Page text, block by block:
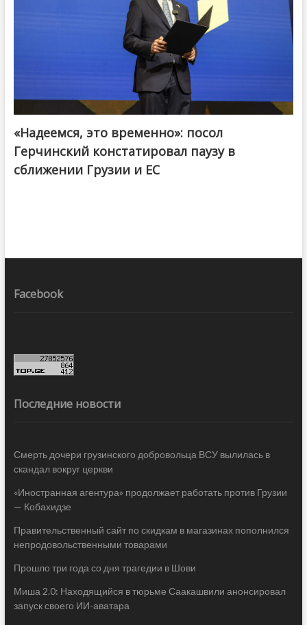
«Надеемся, это временно»: посол
Герчинский констатировал паузу в
сближении Грузии и ЕС
Facebook
Последние новости
Смерть дочери грузинского добровольца ВСУ вылилась в
скандал вокруг церкви
«Иностранная агентура» продолжает работать против Грузии
— Кобахидзе
Правительственный сайт по скидкам в магазинах пополнился
непродовольственными товарами
Прошло три года со дня трагедии в Шови
Миша 2.0: Находящийся в тюрьме Саакашвили анонсировал
запуск своего ИИ-аватара